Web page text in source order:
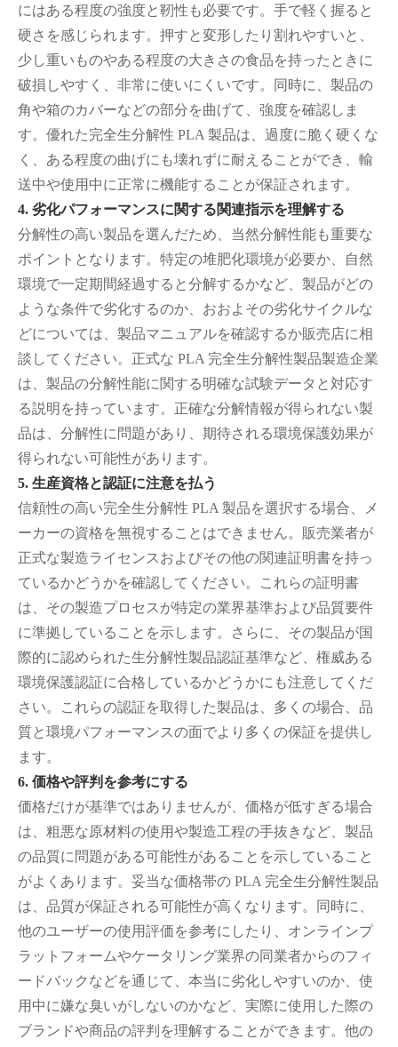
にはある程度の強度と靭性も必要です。手で軽く握ると
硬さを感じられます。押すと変形したり割れやすいと、
少し重いものやある程度の大きさの食品を持ったときに
破損しやすく、非常に使いにくいです。同時に、製品の
角や箱のカバーなどの部分を曲げて、強度を確認しま
す。優れた完全生分解性 PLA 製品は、過度に脆く硬くな
く、ある程度の曲げにも壊れずに耐えることができ、輸
送中や使用中に正常に機能することが保証されます。
4. 劣化パフォーマンスに関する関連指示を理解する
分解性の高い製品を選んだため、当然分解性能も重要な
ポイントとなります。特定の堆肥化環境が必要か、自然
環境で一定期間経過すると分解するかなど、製品がどの
ような条件で劣化するのか、おおよその劣化サイクルな
どについては、製品マニュアルを確認するか販売店に相
談してください。正式な PLA 完全生分解性製品製造企業
は、製品の分解性能に関する明確な試験データと対応す
る説明を持っています。正確な分解情報が得られない製
品は、分解性に問題があり、期待される環境保護効果が
得られない可能性があります。
5. 生産資格と認証に注意を払う
信頼性の高い完全生分解性 PLA 製品を選択する場合、メ
ーカーの資格を無視することはできません。販売業者が
正式な製造ライセンスおよびその他の関連証明書を持っ
ているかどうかを確認してください。これらの証明書
は、その製造プロセスが特定の業界基準および品質要件
に準拠していることを示します。さらに、その製品が国
際的に認められた生分解性製品認証基準など、権威ある
環境保護認証に合格しているかどうかにも注意してくだ
さい。これらの認証を取得した製品は、多くの場合、品
質と環境パフォーマンスの面でより多くの保証を提供し
ます。
6. 価格や評判を参考にする
価格だけが基準ではありませんが、価格が低すぎる場合
は、粗悪な原材料の使用や製造工程の手抜きなど、製品
の品質に問題がある可能性があることを示していること
がよくあります。妥当な価格帯の PLA 完全生分解性製品
は、品質が保証される可能性が高くなります。同時に、
他のユーザーの使用評価を参考にしたり、オンラインプ
ラットフォームやケータリング業界の同業者からのフィ
ードバックなどを通じて、本当に劣化しやすいのか、使
用中に嫌な臭いがしないのかなど、実際に使用した際の
ブランドや商品の評判を理解することができます。他の